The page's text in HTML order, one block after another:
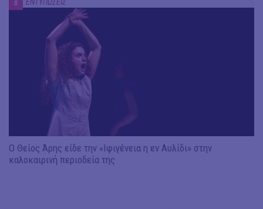
#
Ο Θείος Άρης είδε την «Ιφιγένεια η εν Αυλίδι» στην
καλοκαιρινή περιοδεία της